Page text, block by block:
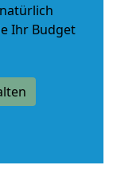
Ihr Budget